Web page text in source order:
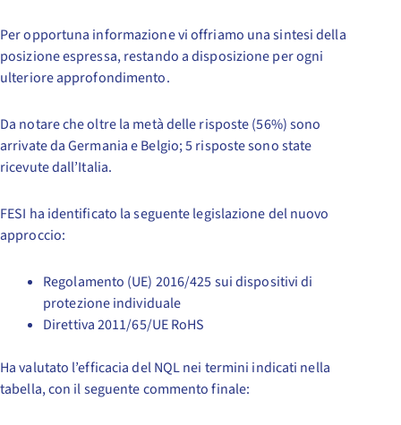
Per opportuna informazione vi offriamo una sintesi della
posizione espressa, restando a disposizione per ogni
ulteriore approfondimento.
Da notare che oltre la metà delle risposte (56%) sono
arrivate da Germania e Belgio; 5 risposte sono state
ricevute dall’Italia.
FESI ha identificato la seguente legislazione del nuovo
approccio:
Regolamento (UE) 2016/425 sui dispositivi di
protezione individuale
Direttiva 2011/65/UE RoHS
Ha valutato l’efficacia del NQL nei termini indicati nella
tabella, con il seguente commento finale: